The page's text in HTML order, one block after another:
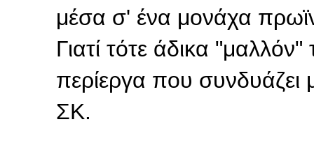
μέσα σ' ένα μονάχα
Γιατί τότε άδικα
περίεργα που συνδυάζει
ΣΚ.